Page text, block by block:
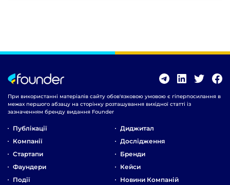
При використанні матеріалів сайту обов'язковою умовою є гіперпосилання в
межах першого абзацу на сторінку розташування вихідної статті із
зазначенням бренду видання Founder
Публікації
Компанії
Стартапи
Фаундери
Події
Диджитал
Дослідження
Бренди
Кейси
Новини Компаній